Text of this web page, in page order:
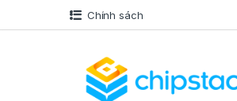
Bỏ qua để điều hướng
Bỏ qua nội dung Chính sách